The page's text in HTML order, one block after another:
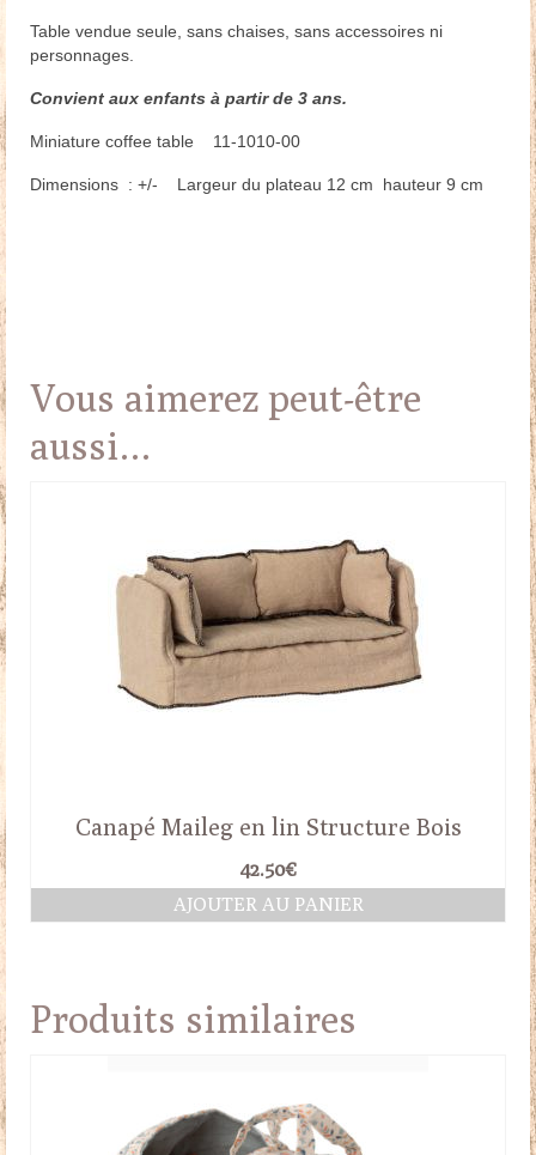
Table vendue seule, sans chaises, sans accessoires ni
personnages.
Convient aux enfants à partir de 3 ans.
Miniature coffee table 11-1010-00
Dimensions : +/- Largeur du plateau 12 cm hauteur 9 cm
Vous aimerez peut-être
aussi…
Canapé Maileg en lin Structure Bois
42.50€
AJOUTER AU PANIER
Produits similaires